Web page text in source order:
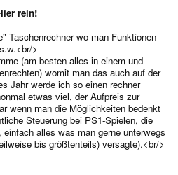
rein!
Taschenrechner wo man Funktionen
>
(am besten alles in einem und
womit man das auch auf der
Jahr werde ich so einen rechner
etwas viel, der Aufpreis zur
wenn man die Möglichkeiten bedenkt
Steuerung bei PS1-Spielen, die
alles was man gerne unterwegs
bis größtenteils) versagte).<br/>